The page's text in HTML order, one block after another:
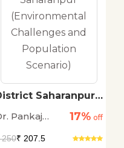
Saharanpur
and
Pankaj
17% off
250₹ 207.5